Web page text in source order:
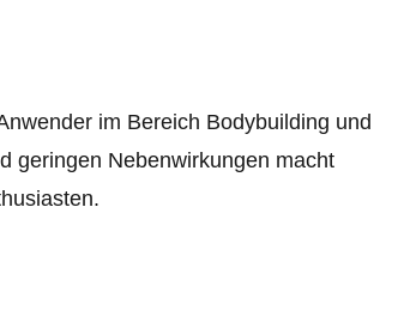
im Bereich Bodybuilding und
geringen Nebenwirkungen macht